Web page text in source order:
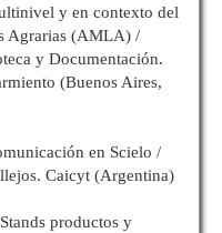
y en contexto del
Agrarias (AMLA) /
y Documentación.
(Buenos Aires,
en Scielo /
Caicyt (Argentina)
productos y